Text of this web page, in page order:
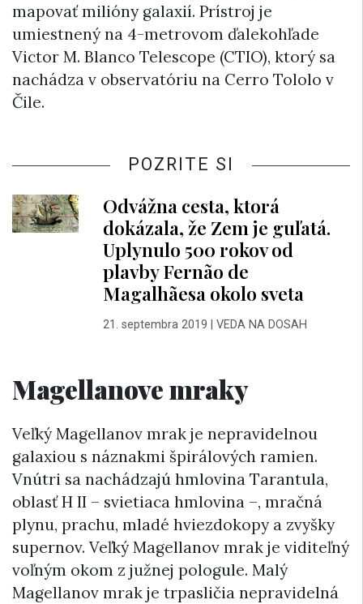
mapovať milióny galaxií. Prístroj je
umiestnený na 4-metrovom ďalekohľade
Victor M. Blanco Telescope (CTIO), ktorý sa
nachádza v observatóriu na Cerro Tololo v
Čile.
POZRITE SI
Odvážna cesta, ktorá
dokázala, že Zem je guľatá.
Uplynulo 500 rokov od
plavby Fernão de
Magalhãesa okolo sveta
21. septembra 2019 VEDA NA DOSAH
Magellanove mraky
Veľký Magellanov mrak je nepravidelnou
galaxiou s náznakmi špirálových ramien.
Vnútri sa nachádzajú hmlovina Tarantula,
oblasť H II – svietiaca hmlovina –, mračná
plynu, prachu, mladé hviezdokopy a zvyšky
supernov. Veľký Magellanov mrak je viditeľný
voľným okom z južnej pologule. Malý
Magellanov mrak je trpasličia nepravidelná